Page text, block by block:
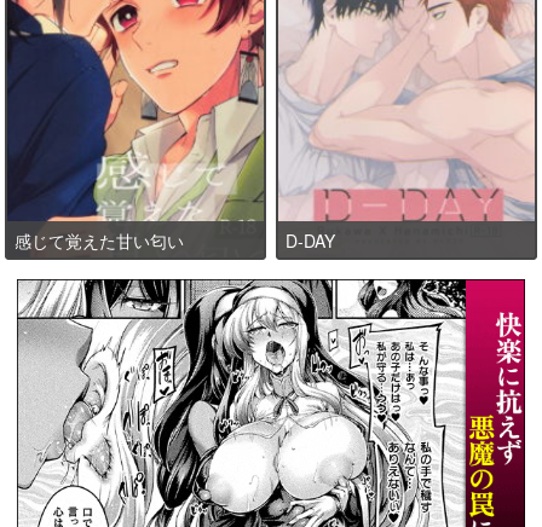
感じて覚えた甘い匂い D-DAY